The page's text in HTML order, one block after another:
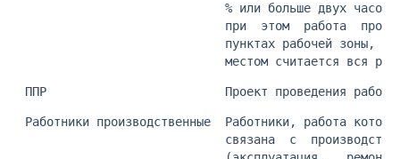
% или больше двух часов
при  этом  работа
пунктах рабочей зоны,
местом считается вся
ППР                         Проект проведения работ
Работники производственные  Работники, работа
связана  с